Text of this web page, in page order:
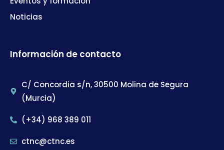
Noticias
Información de contacto
C/ Concordia s/n, 30500 Molina de Segura
(Murcia)
(+34) 968 389 011
ctnc@ctnc.es